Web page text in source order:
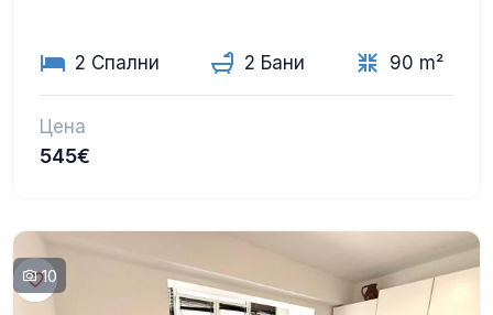
2 Спални 2 Бани 90 m²
Цена
545€
10